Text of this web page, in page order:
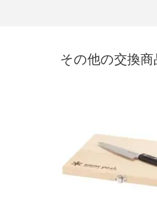
その他の交換商